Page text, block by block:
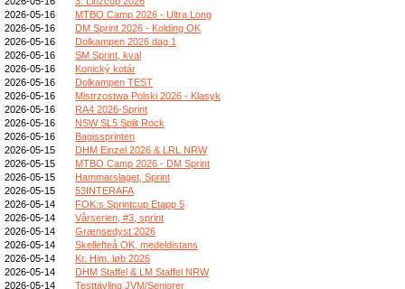
2026-05-16
MTBO Camp 2026 - Ultra Long
2026-05-16
DM Sprint 2026 - Kolding OK
2026-05-16
Dolkampen 2026 dag 1
2026-05-16
SM Sprint, kval
2026-05-16
Konický kotár
2026-05-16
Dolkampen TEST
2026-05-16
Mistrzostwa Polski 2026 - Klasyk
2026-05-16
RA4 2026-Sprint
2026-05-16
NSW SL5 Split Rock
2026-05-16
Bagissprinten
2026-05-15
DHM Einzel 2026 & LRL NRW
2026-05-15
MTBO Camp 2026 - DM Sprint
2026-05-15
Hammarslaget, Sprint
2026-05-15
53INTERAFA
2026-05-14
FOK:s Sprintcup Etapp 5
2026-05-14
Vårserien, #3, sprint
2026-05-14
Grænsedyst 2026
2026-05-14
Skellefteå OK, medeldistans
2026-05-14
Kr. Him. løb 2026
2026-05-14
DHM Staffel & LM Staffel NRW
2026-05-14
Testtävling JVM/Seniorer